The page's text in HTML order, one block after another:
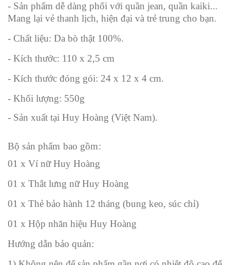
- Sản phẩm dễ dàng phối với quần jean, quần kaiki...
Mang lại vẻ thanh lịch, hiện đại và trẻ trung cho bạn.
- Chất liệu: Da bò thật 100%.
- Kích thước: 110 x 2,5 cm
- Kích thước đóng gói: 24 x 12 x 4 cm.
- Khối lượng: 550g
- Sản xuất tại Huy Hoàng (Việt Nam).
Bộ sản phẩm bao gồm:
01 x Ví nữ Huy Hoàng
01 x Thắt lưng nữ Huy Hoàng
01 x Thẻ bảo hành 12 tháng (bung keo, súc chỉ)
01 x Hộp nhãn hiệu Huy Hoàng
Hướng dẫn bảo quản: